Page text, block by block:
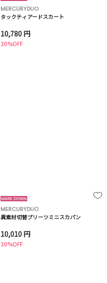
MERCURYDUO
タックティアードスカート
10,780 円
30%OFF
MERCURYDUO
異素材切替プリーツミニスカパン
10,010 円
30%OFF